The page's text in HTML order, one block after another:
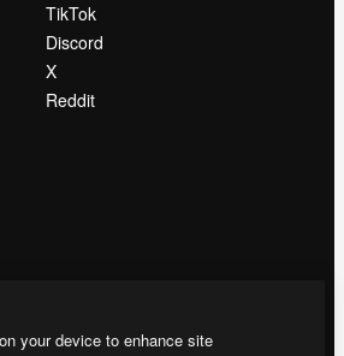
TikTok
Discord
X
Reddit
your device to enhance site